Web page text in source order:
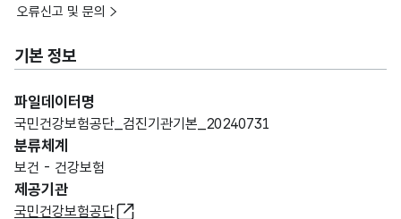
오류신고 및 문의
기본 정보
파일데이터명
국민건강보험공단_검진기관기본_20240731
분류체계
보건 - 건강보험
제공기관
국민건강보험공단